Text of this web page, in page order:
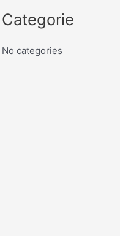
Categorie
No categories